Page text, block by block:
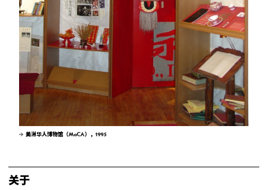
美洲华人博物馆（MoCA），1995
关于